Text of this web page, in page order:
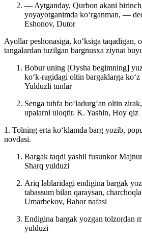
— Aytganday, Qurbon akani
yoyayotganimda koʻrganman, —
Eshonov, Dutor
Ayollar peshonasiga, koʻksiga taqadigan,
tangalardan tuzilgan bargnusxa ziynat
Bobur uning [Oysha begimning]
koʻk-ragidagi oltin bargaklarga koʻz
Yulduzli tunlar
Senga tuhfa boʻladurgʻan oltin
upalarni uloqtir. K. Yashin, Hoy qiz
1. Tolning erta koʻklamda barg yozib,
novdasi.
Bargak taqdi yashil fusunkor
Sharq yulduzi
Ariq lablaridagi endigina bargak
tabassum bilan qaraysan,
Umarbekov, Bahor nafasi
Endigina bargak yozgan tolzordan
yulduzi